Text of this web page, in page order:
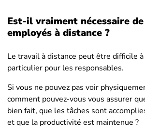
Est-il vraiment nécessaire
employés à distance ?
Le travail à distance peut être difficile
particulier pour les responsables.
Si vous ne pouvez pas voir
comment pouvez-vous vous assurer
bien fait, que les tâches sont
et que la productivité est maintenue ?